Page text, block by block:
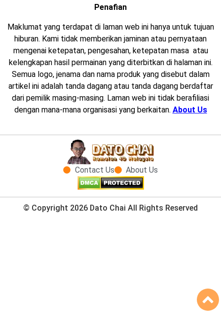
Penafian
Maklumat yang terdapat di laman web ini hanya untuk tujuan
hiburan. Kami tidak memberikan jaminan atau pernyataan
mengenai ketepatan, pengesahan, ketepatan masa atau
kelengkapan hasil permainan yang diterbitkan di halaman ini.
Semua logo, jenama dan nama produk yang disebut dalam
artikel ini adalah tanda dagang atau tanda dagang berdaftar
dari pemilik masing-masing. Laman web ini tidak berafiliasi
dengan mana-mana organisasi yang berkaitan. About Us
Contact Us About Us
© Copyright 2026 Dato Chai All Rights Reserved